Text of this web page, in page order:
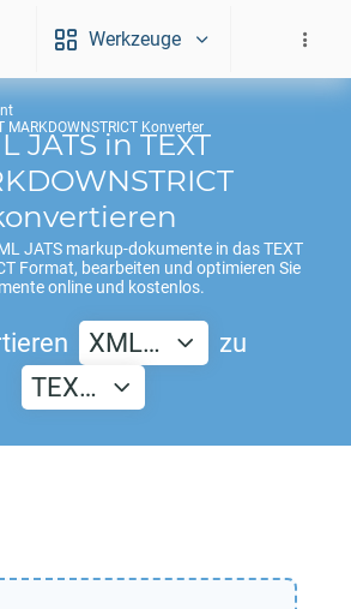
Werkzeuge
MARKDOWNSTRICT Konverter
JATSinTEXT
JATS markup-dokumente in dasTEXT
Format, bearbeiten und optimieren Sie
online und kostenlos.
XML…
zu
TEX…